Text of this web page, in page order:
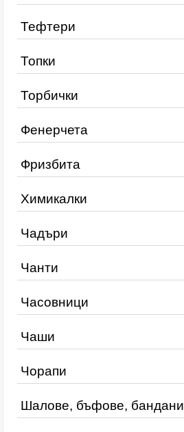
Тефтери
Топки
Торбички
Фенерчета
Фризбита
Химикалки
Чадъри
Чанти
Часовници
Чаши
Чорапи
Шалове, бъфове, бандани